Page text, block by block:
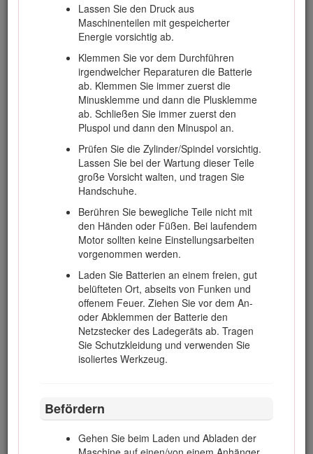
Lassen Sie den Druck aus
Maschinenteilen mit gespeicherter
Energie vorsichtig ab.
Klemmen Sie vor dem Durchführen
irgendwelcher Reparaturen die Batterie
ab. Klemmen Sie immer zuerst die
Minusklemme und dann die Plusklemme
ab. Schließen Sie immer zuerst den
Pluspol und dann den Minuspol an.
Prüfen Sie die Zylinder/Spindel vorsichtig.
Lassen Sie bei der Wartung dieser Teile
große Vorsicht walten, und tragen Sie
Handschuhe.
Berühren Sie bewegliche Teile nicht mit
den Händen oder Füßen. Bei laufendem
Motor sollten keine Einstellungsarbeiten
vorgenommen werden.
Laden Sie Batterien an einem freien, gut
belüfteten Ort, abseits von Funken und
offenem Feuer. Ziehen Sie vor dem An-
oder Abklemmen der Batterie den
Netzstecker des Ladegeräts ab. Tragen
Sie Schutzkleidung und verwenden Sie
isoliertes Werkzeug.
Befördern
Gehen Sie beim Laden und Abladen der
Wenden Sie möglichst langsam und
vorsichtig hangabwärts.
Passen Sie besonders auf, wenn Sie die
Maschine mit Anbaugeräten verwenden, da
sich diese auf die Stabilität der Maschine
auswirken können. Halten Sie sich an die
Anweisungen für das Verwenden der
Maschine an Hanglagen in dieser
Bedienungsanleitung.
Wartung und Lagerung
Halten Sie alle Muttern und Schrauben fest
angezogen, damit das Gerät in einem
sicheren Betriebszustand bleibt.
Lagern Sie das Gerät nie mit Kraftstoff im
Tank innerhalb eines Gebäudes, wenn
Dämpfe eine offene Flamme oder Funken
erreichen könnten.
Lassen Sie den Motor abkühlen, bevor Sie
die Maschine in einem geschlossenen Raum
abstellen.
von Gras, Laub und überflüssigem Fett frei.
Prüfen Sie den Fangkorb regelmäßig auf
Verschleiß und Abnutzung.